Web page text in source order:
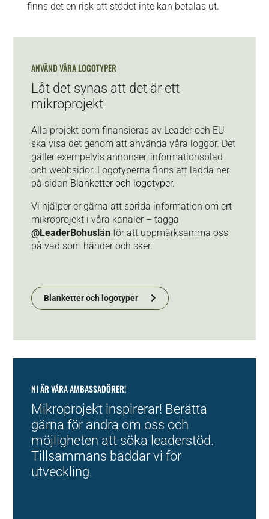
finns det en risk att stödet inte kan betalas ut.
ANVÄND VÅRA LOGOTYPER
Låt det synas att det är ett
mikroprojekt
Alla projekt som finansieras av Leader och EU
ska visa det genom att använda våra loggor. Det
gäller exempelvis annonser, informationsblad
och webbsidor. Logotyperna finns att ladda ner
på sidan Blanketter och logotyper.
Vi hjälper er gärna att sprida information om ert
mikroprojekt i våra kanaler – tagga
@LeaderBohuslän för att uppmärksamma oss
på vad som händer och sker.
Blanketter och logotyper
NI ÄR VÅRA AMBASSADÖRER!
Mikroprojekt inspirerar! Berätta
gärna för andra om oss och
möjligheten att söka leaderstöd.
Tillsammans bäddar vi för
utveckling.